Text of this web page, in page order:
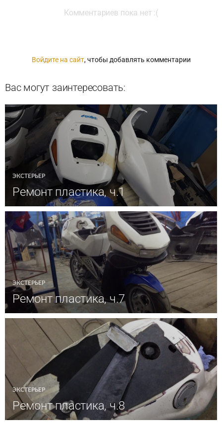
Комментариев пока нет :(
Войдите на сайт, чтобы добавлять комментарии
Вас могут заинтересовать:
ЭКСТЕРЬЕР
Ремонт пластика, ч.1
ЭКСТЕРЬЕР
Ремонт пластика, ч.7
ЭКСТЕРЬЕР
Ремонт пластика, ч.8